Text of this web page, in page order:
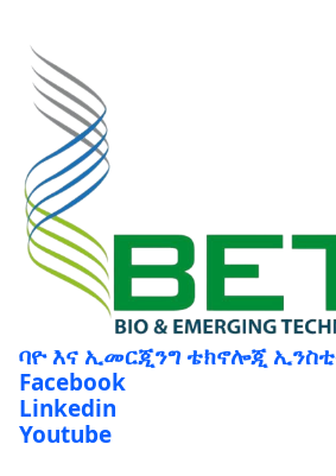
ባዮ እና ኢመርጂንግ ቴክኖሎጂ
Facebook
Linkedin
Youtube